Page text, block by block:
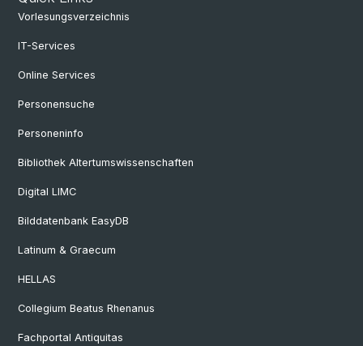
Vorlesungsverzeichnis
IT-Services
Online Services
Personensuche
Personeninfo
Bibliothek Altertumswissenschaften
Digital LIMC
Bilddatenbank EasyDB
Latinum & Graecum
HELLAS
Collegium Beatus Rhenanus
Fachportal Antiquitas